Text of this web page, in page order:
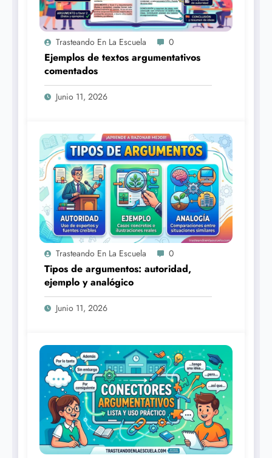
Trasteando En La Escuela 0
Ejemplos de textos argumentativos
comentados
Junio 11, 2026
Trasteando En La Escuela 0
Tipos de argumentos: autoridad,
ejemplo y analógico
Junio 11, 2026